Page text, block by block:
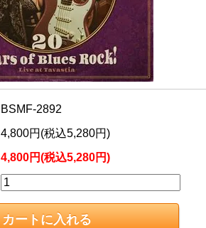
BSMF-2892
4,800円(税込5,280円)
4,800円(税込5,280円)